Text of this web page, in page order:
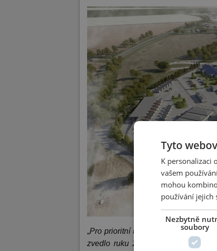
„Pro prioritní umístění Separačního
zvedlo ruku 22 zastupitelů. Proti
Tyto
K personalizaci
vašem
mohou
používání jejich
Nezbytně
soubory